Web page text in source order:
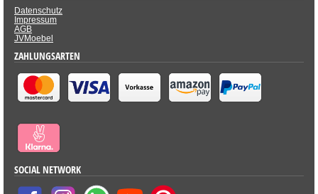
Datenschutz
Impressum
AGB
JVMoebel
ZAHLUNGSARTEN
SOCIAL NETWORK